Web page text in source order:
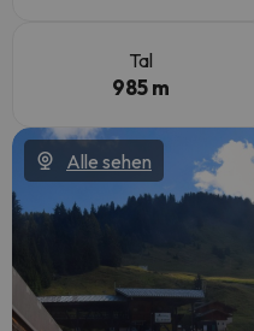
Tal
985 m
Alle sehen